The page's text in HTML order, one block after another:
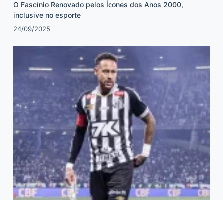
O Fascínio Renovado pelos Ícones dos Anos 2000,
inclusive no esporte
24/09/2025